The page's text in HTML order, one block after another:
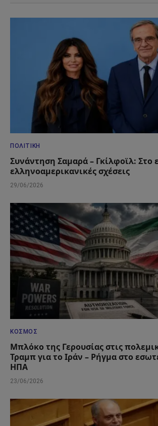
ΠΟΛΙΤΙΚΉ
Συνάντηση Σαμαρά – Γκίλφοϊλ: Στο
ελληνοαμερικανικές σχέσεις
29/06/2026
ΚΌΣΜΟΣ
Μπλόκο της Γερουσίας στις
Τραμπ για το Ιράν – Ρήγμα στο
ΗΠΑ
23/06/2026